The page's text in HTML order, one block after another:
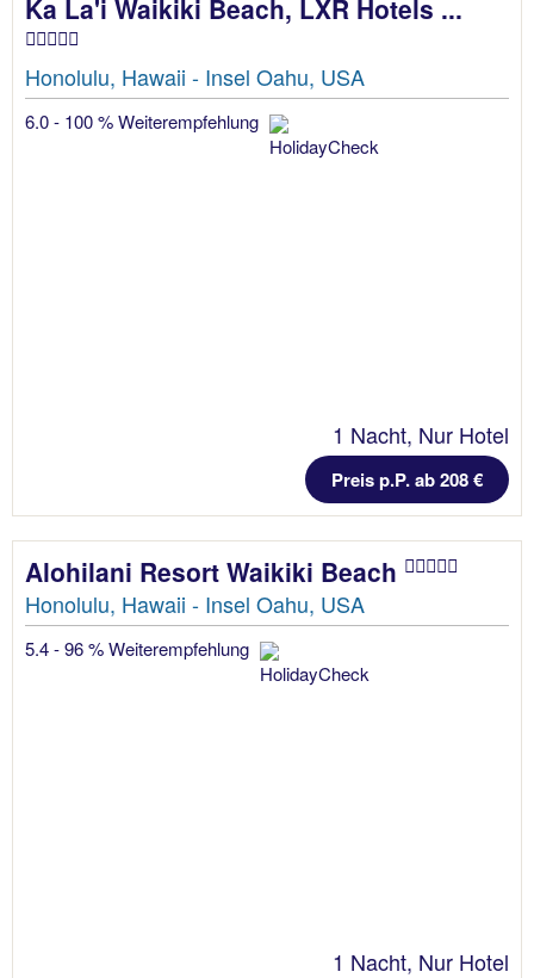
Ka La'i Waikiki Beach, LXR Hotels ...
Honolulu, Hawaii - Insel Oahu, USA
6.0 - 100 % Weiterempfehlung
1 Nacht, Nur Hotel
Preis p.P. ab 208 €
Alohilani Resort Waikiki Beach
Honolulu, Hawaii - Insel Oahu, USA
5.4 - 96 % Weiterempfehlung
1 Nacht, Nur Hotel